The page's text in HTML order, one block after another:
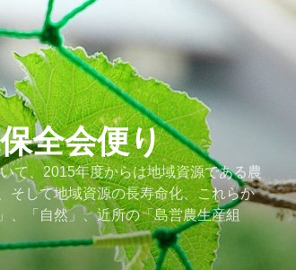
全会便り
て、2015年度からは地域資源である農
そして地域資源の長寿命化、これらか
、「自然」、近所の「島営農生産組